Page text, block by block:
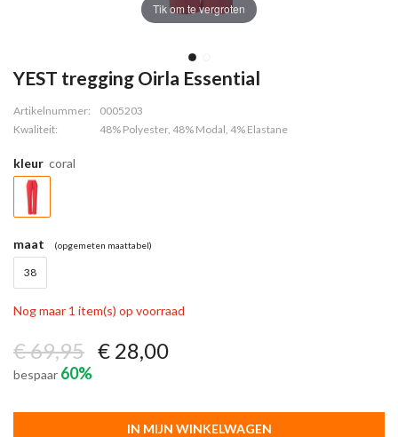
Tik om te vergroten
YEST tregging Oirla Essential
Artikelnummer:
0005203
Kwaliteit:
48% Polyester, 48% Modal, 4% Elastane
kleur coral
maat (opgemeten maattabel)
38
Nog maar 1 item(s) op voorraad
€ 69,95 € 28,00
bespaar 60%
IN MIJN WINKELWAGEN